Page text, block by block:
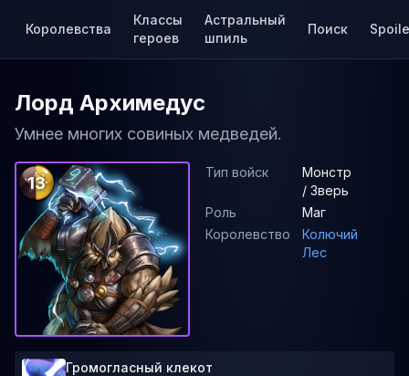
Королевства
Классы
героев
Астральный
шпиль
Поиск
Лорд Архимедус
Умнее многих совиных медведей.
13
Тип войск
Монстр
/ Зверь
Роль
Маг
Королевство
Колючий
Лес
Громогласный клекот